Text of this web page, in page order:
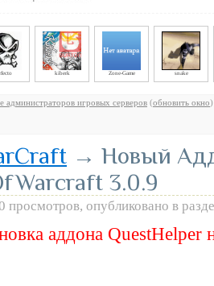
kiberk Zone-Game snake
администраторов игровых серверов (обновить окно)
→ Новый
3.0.9
просмотров, опубликовано в
аддона